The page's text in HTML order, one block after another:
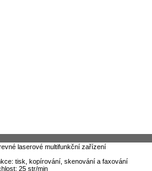
laserové multifunkční zařízení
tisk, kopírování, skenování a faxování
25 str/min